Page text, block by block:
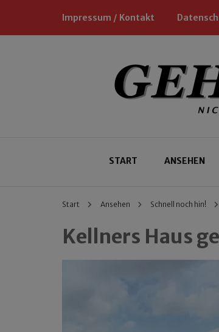
Impressum / Kontakt
START ANSEHEN
Start Ansehen Schnell noch hin!
Kellners Haus